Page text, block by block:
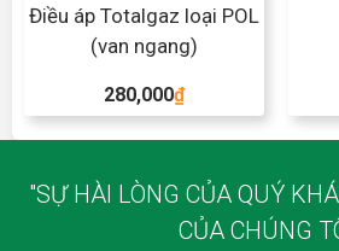
Điều áp Totalgaz loại POL
(van ngang)
280,000₫
"SỰ HÀI LÒNG CỦA QUÝ
CỦA CHÚNG